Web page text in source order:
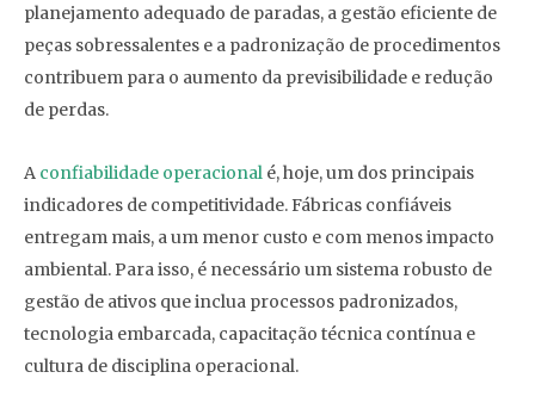
planejamento adequado de paradas, a gestão eficiente de
peças sobressalentes e a padronização de procedimentos
contribuem para o aumento da previsibilidade e redução
de perdas.
A confiabilidade operacional é, hoje, um dos principais
indicadores de competitividade. Fábricas confiáveis
entregam mais, a um menor custo e com menos impacto
ambiental. Para isso, é necessário um sistema robusto de
gestão de ativos que inclua processos padronizados,
tecnologia embarcada, capacitação técnica contínua e
cultura de disciplina operacional.